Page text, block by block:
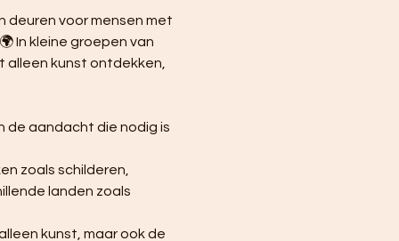
deuren voor mensen met
In kleine groepen van
alleen kunst ontdekken,
de aandacht die nodig is
zoals schilderen,
landen zoals
kunst, maar ook de